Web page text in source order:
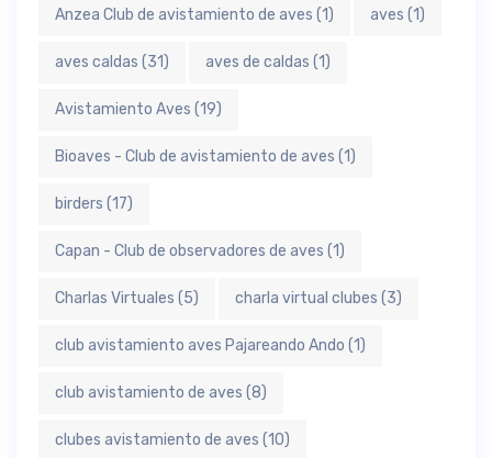
Anzea Club de avistamiento de aves (1) aves (1)
aves caldas (31) aves de caldas (1)
Avistamiento Aves (19)
Bioaves - Club de avistamiento de aves (1)
birders (17)
Capan - Club de observadores de aves (1)
Charlas Virtuales (5) charla virtual clubes (3)
club avistamiento aves Pajareando Ando (1)
club avistamiento de aves (8)
clubes avistamiento de aves (10)